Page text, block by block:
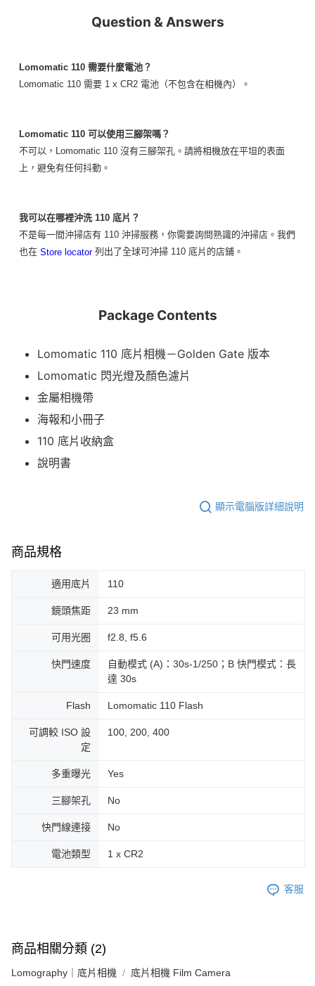
Question & Answers
Lomomatic 110 需要什麼電池？
Lomomatic 110 需要 1 x CR2 電池（不包含在相機內）。
Lomomatic 110 可以使用三腳架嗎？
不可以，Lomomatic 110 沒有三腳架孔。請將相機放在平坦的表面
上，避免有任何抖動。
我可以在哪裡沖洗 110 底片？
不是每一間沖掃店有 110 沖掃服務，你需要詢問熟識的沖掃店。我們
也在 Store locator列出了全球可沖掃 110 底片的店鋪。
Package Contents
Lomomatic 110 底片相機－Golden Gate 版本
Lomomatic 閃光燈及顏色濾片
金屬相機帶
海報和小冊子
110 底片收納盒
說明書
顯示電腦版詳細說明
商品規格
適用底片 110
鏡頭焦距 23 mm
可用光圈 f2.8, f5.6
快門速度
自動模式 (A)：30s-1/250；B 快門模式：長
達 30s
Flash Lomomatic 110 Flash
可調較 ISO 設
定
100, 200, 400
多重曝光 Yes
三腳架孔 No
快門線連接 No
電池類型 1 x CR2
客服
商品相關分類 (2)
Lomography｜底片相機 底片相機 Film Camera